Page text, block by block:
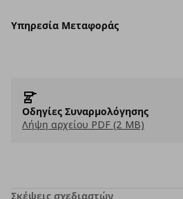
Υπηρεσία Μεταφοράς
Οδηγίες Συναρμολόγησης
Λήψη αρχείου PDF (2 MB)
Σκέψεις σχεδιαστών